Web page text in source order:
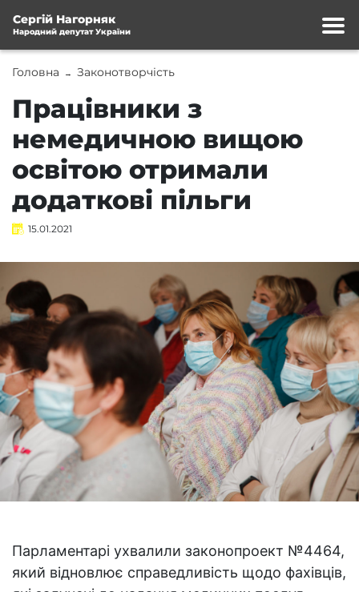
Сергій Нагорняк
Народний депутат України
Головна → Законотворчість
Працівники з
немедичною вищою
освітою отримали
додаткові пільги
15.01.2021
Парламентарі ухвалили законопроект №4464,
який відновлює справедливість щодо фахівців,